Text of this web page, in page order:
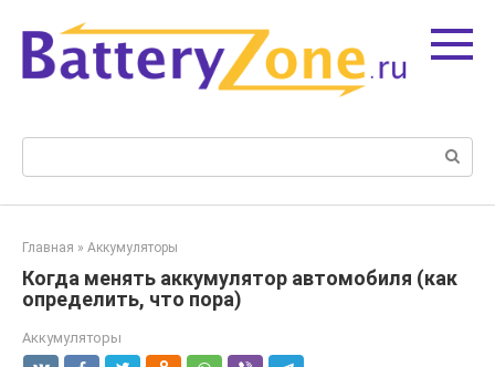
контенту
Поиск:
Главная » Аккумуляторы
Когда менять аккумулятор автомобиля (как
определить, что пора)
Аккумуляторы